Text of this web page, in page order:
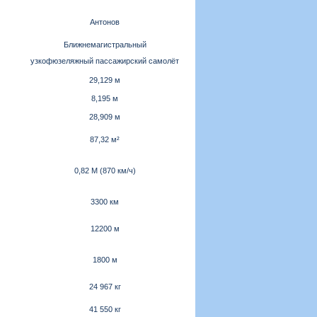
Антонов
Ближнемагистральный
узкофюзеляжный пассажирский самолёт
29,129 м
8,195 м
28,909 м
87,32 м²
0,82 M (870 км/ч)
3300 км
12200 м
1800 м
24 967 кг
41 550 кг